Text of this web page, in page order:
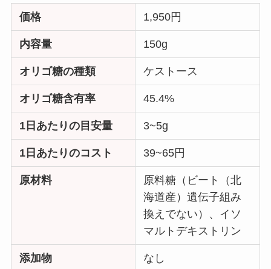
価格 1,950円
内容量 150g
オリゴ糖の種類 ケストース
オリゴ糖含有率 45.4%
1日あたりの目安量 3~5g
1日あたりのコスト 39~65円
原材料
原料糖（ビート（北
海道産）遺伝子組み
換えでない）、イソ
マルトデキストリン
添加物 なし